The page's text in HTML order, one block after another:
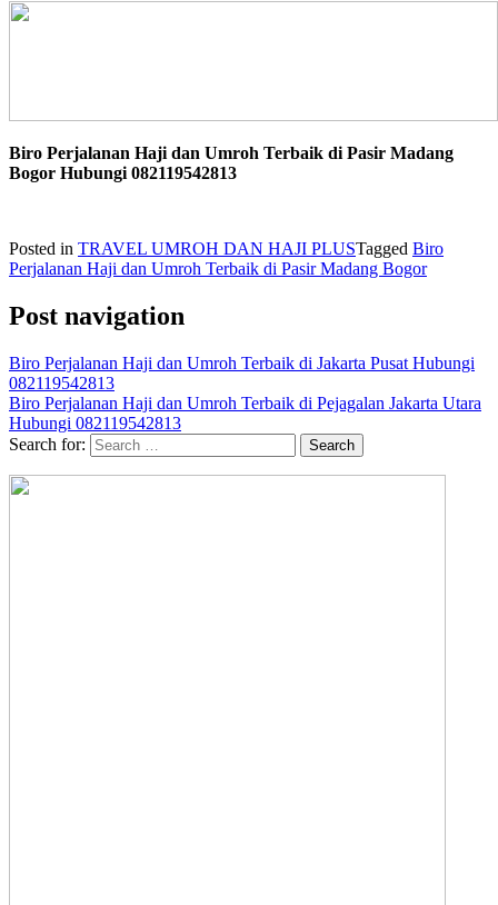
Biro Perjalanan Haji dan Umroh Terbaik di Pasir Madang
Bogor Hubungi 082119542813
Posted in TRAVEL UMROH DAN HAJI PLUSTagged Biro
Perjalanan Haji dan Umroh Terbaik di Pasir Madang Bogor
Post navigation
Biro Perjalanan Haji dan Umroh Terbaik di Jakarta Pusat Hubungi
082119542813
Biro Perjalanan Haji dan Umroh Terbaik di Pejagalan Jakarta Utara
Hubungi 082119542813
Search for: